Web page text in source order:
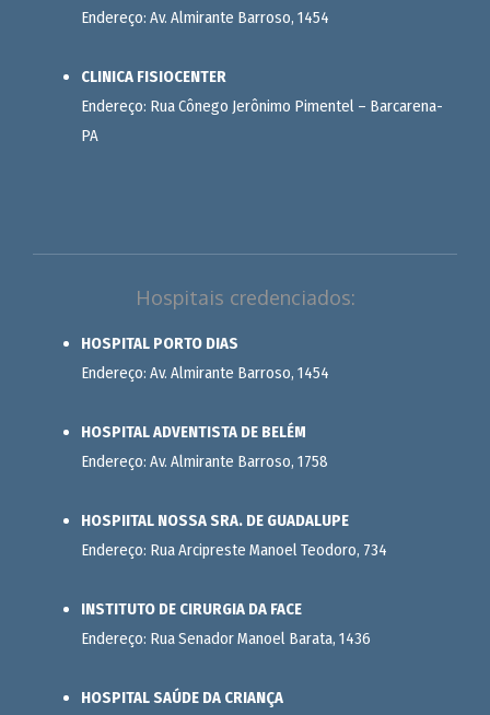
Endereço: Av. Almirante Barroso, 1454
CLINICA FISIOCENTER
Endereço: Rua Cônego Jerônimo Pimentel – Barcarena-
PA
Hospitais credenciados:
HOSPITAL PORTO DIAS
Endereço: Av. Almirante Barroso, 1454
HOSPITAL ADVENTISTA DE BELÉM
Endereço: Av. Almirante Barroso, 1758
HOSPIITAL NOSSA SRA. DE GUADALUPE
Endereço: Rua Arcipreste Manoel Teodoro, 734
INSTITUTO DE CIRURGIA DA FACE
Endereço: Rua Senador Manoel Barata, 1436
HOSPITAL SAÚDE DA CRIANÇA